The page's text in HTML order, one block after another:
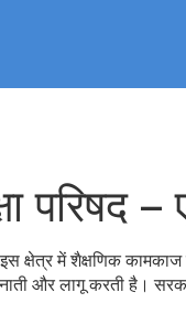
परिषद
क्षेत्र में शैक्षणिक
और लागू करती है।